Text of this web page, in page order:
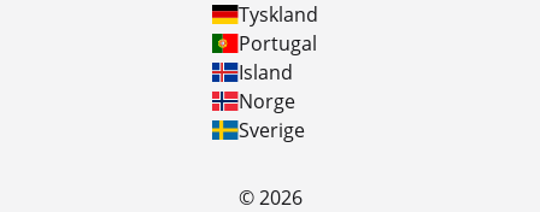
Tyskland
Portugal
Island
Norge
Sverige
© 2026